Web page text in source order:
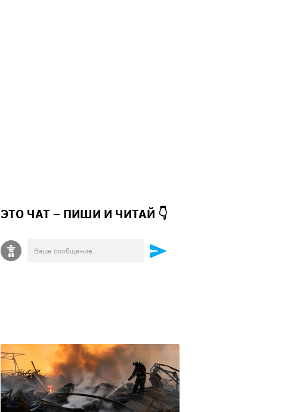
ЭТО ЧАТ – ПИШИ И ЧИТАЙ 👇